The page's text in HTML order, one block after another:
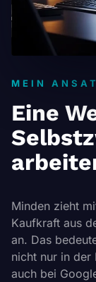
MEIN
Eine
Minden zieht
Kaufkraft aus
an. Das
nicht nur in der
auch bei